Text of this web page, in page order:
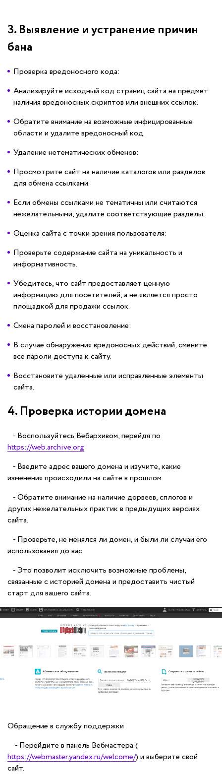
3. Выявление и устранение причин
бана
Проверка вредоносного кода:
Анализируйте исходный код страниц сайта на предмет
наличия вредоносных скриптов или внешних ссылок.
Обратите внимание на возможные инфицированные
области и удалите вредоносный код.
Удаление нетематических обменов:
Просмотрите сайт на наличие каталогов или разделов
для обмена ссылками.
Если обмены ссылками не тематичны или считаются
нежелательными, удалите соответствующие разделы.
Оценка сайта с точки зрения пользователя:
Проверьте содержание сайта на уникальность и
информативность.
Убедитесь, что сайт предоставляет ценную
информацию для посетителей, а не является просто
площадкой для продажи ссылок.
Смена паролей и восстановление:
В случае обнаружения вредоносных действий, смените
все пароли доступа к сайту.
Восстановите удаленные или исправленные элементы
сайта.
4. Проверка истории домена
- Воспользуйтесь Вебархивом, перейдя по
https://web.archive.org
- Введите адрес вашего домена и изучите, какие
изменения происходили на сайте в прошлом.
- Обратите внимание на наличие дорвеев, сплогов и
других нежелательных практик в предыдущих версиях
сайта.
- Проверьте, не менялся ли домен, и были ли случаи его
использования до вас.
- Это позволит исключить возможные проблемы,
связанные с историей домена и предоставить чистый
старт для вашего сайта.
Обращение в службу поддержки
- Перейдите в панель Вебмастера (
https://webmaster.yandex.ru/welcome/) и выберите свой
сайт.